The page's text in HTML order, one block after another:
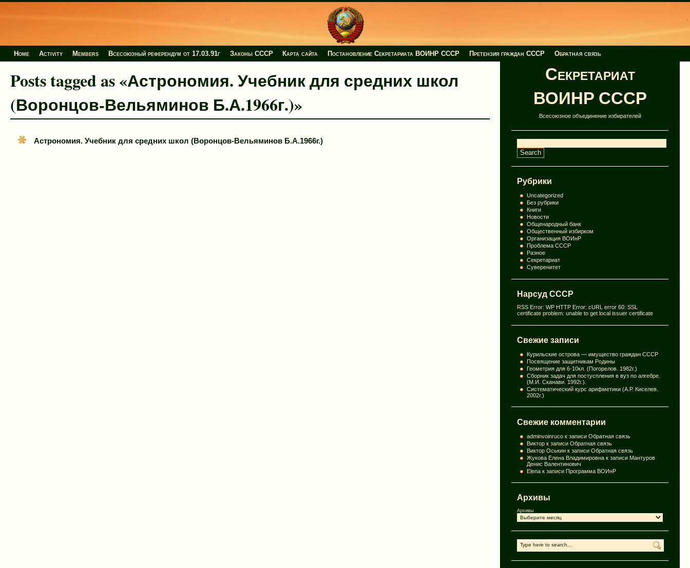
Home Activity Members Всесоюзный референдум от 17.03.91г Законы СССР Карта сайта Постановление Секретариата ВОИНР СССР Претензия граждан СССР Обратная связь
Секретариат
ВОИНР СССР
Всесоюзное объединение избирателей
Рубрики
Uncategorized
Без рубрики
Книги
Новости
Общенародный банк
Общественный избирком
Организация ВОИнР
Проблема СССР
Разное
Секретариат
Суверенитет
Нарсуд СССР
RSS Error: WP HTTP Error: cURL error 60: SSL
certificate problem: unable to get local issuer certificate
Свежие записи
Курильские острова — имущество граждан СССР
Посвящение защитникам Родины
Геометрия для 6-10кл. (Погорелов. 1982г.)
Сборник задач для постуспления в вуз по алгебре.
(М.И. Сканави. 1992г.).
Систематический курс арифметики (А.Р. Киселев.
2002г.)
Свежие комментарии
adminvoinruco к записиОбратная связь
Виктор к записиОбратная связь
Виктор Оськин к записиОбратная связь
Жукова Елена Владимировна к записиМантуров
Денис Валентинович
Elena к записиПрограмма ВОИнР
Архивы
Архивы
Posts tagged as «Астрономия. Учебник для средних школ
(Воронцов-Вельяминов Б.А.1966г.)»
Астрономия. Учебник для средних школ (Воронцов-Вельяминов Б.А.1966г.)